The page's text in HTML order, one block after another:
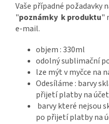
Vaše případné požadavky
"poznámky k produktu"
e-mail.
objem : 330ml
odolný sublimační
lze mýt v myčce na
Odesíláme : barvy
přijetí platby na účet
barvy které nejsou
po přijetí platby na